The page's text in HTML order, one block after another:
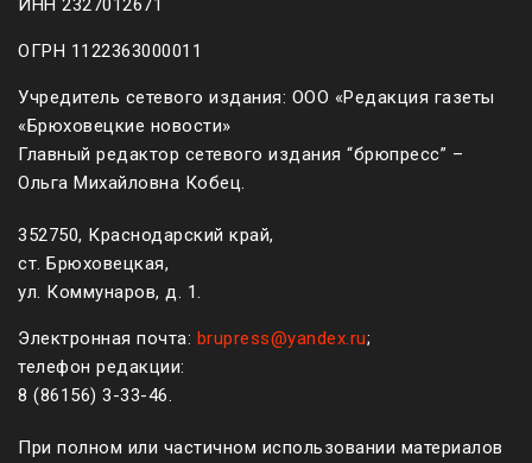
ИНН 2327012671
ОГРН 1122363000011
Учредитель сетевого издания: ООО «Редакция газеты
«Брюховецкие новости»
Главный редактор сетевого издания “брюпресс” –
Ольга Михайловна Кобец.
352750, Краснодарский край,
ст. Брюховецкая,
ул. Коммунаров, д. 1.
Электронная почта: brupress@yandex.ru;
телефон редакции:
8 (861 56) 3-33-46.
При полном или частичном использовании материалов